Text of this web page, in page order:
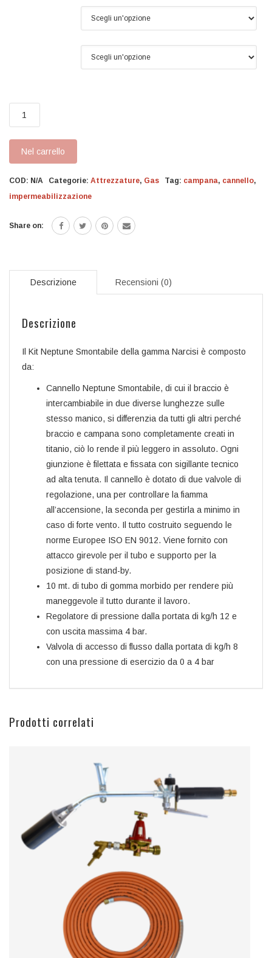
Neptune
Smontabile
quantità
Nel carrello
COD: N/A Categorie: Attrezzature, Gas Tag: campana, cannello,
impermeabilizzazione
Share on:
Descrizione Recensioni (0)
Descrizione
Il Kit Neptune Smontabile della gamma Narcisi è composto
da:
Cannello Neptune Smontabile, di cui il braccio è
intercambiabile in due diverse lunghezze sulle
stesso manico, si differenzia da tutti gli altri perché
braccio e campana sono completamente creati in
titanio, ciò lo rende il più leggero in assoluto. Ogni
giunzione è filettata e fissata con sigillante tecnico
ad alta tenuta. Il cannello è dotato di due valvole di
regolazione, una per controllare la fiamma
all’accensione, la seconda per gestirla a minimo in
caso di forte vento. Il tutto costruito seguendo le
norme Europee ISO EN 9012. Viene fornito con
attacco girevole per il tubo e supporto per la
posizione di stand-by.
10 mt. di tubo di gomma morbido per rendere più
maneggevole il tutto durante il lavoro.
Regolatore di pressione dalla portata di kg/h 12 e
con uscita massima 4 bar.
Valvola di accesso di flusso dalla portata di kg/h 8
con una pressione di esercizio da 0 a 4 bar
Prodotti correlati